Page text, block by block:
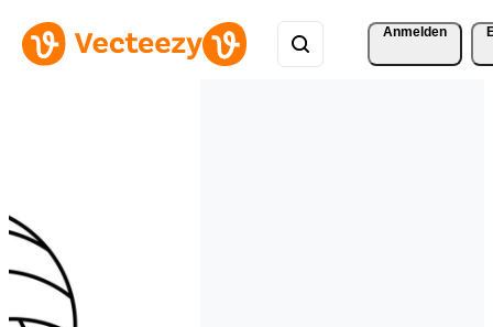
Anmelden